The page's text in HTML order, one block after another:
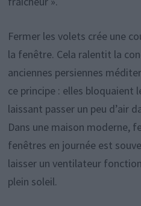
Fermer les volets crée une
la fenêtre. Cela ralentit la
anciennes persiennes
ce principe : elles bloquaient
laissant passer un peu d’air
Dans une maison moderne,
fenêtres en journée est
laisser un ventilateur
plein soleil.